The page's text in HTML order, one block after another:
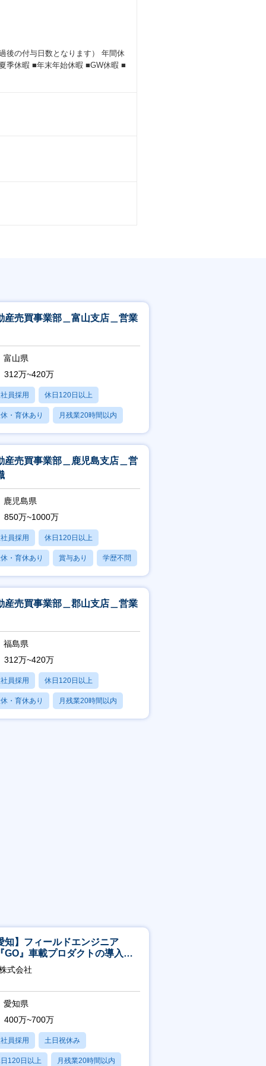
後の付与日数となります） 年間休
季休暇 ■年末年始休暇 ■GW休暇 ■
産売買事業部＿富山支店＿営業
富山県
312万~420万
員採用 休日120日以上
・育休あり 月残業20時間以内
あり
産売買事業部＿鹿児島支店＿営
鹿児島県
850万~1000万
員採用 休日120日以上
・育休あり 賞与あり 学歴不問
産売買事業部＿郡山支店＿営業
福島県
312万~420万
員採用 休日120日以上
・育休あり 月残業20時間以内
あり
知】フィールドエンジニア
GO』車載プロダクトの導入サ
ト／年休120日／土日祝休／直
帰
式会社
愛知県
400万~700万
員採用 土日祝休み
120日以上 月残業20時間以内